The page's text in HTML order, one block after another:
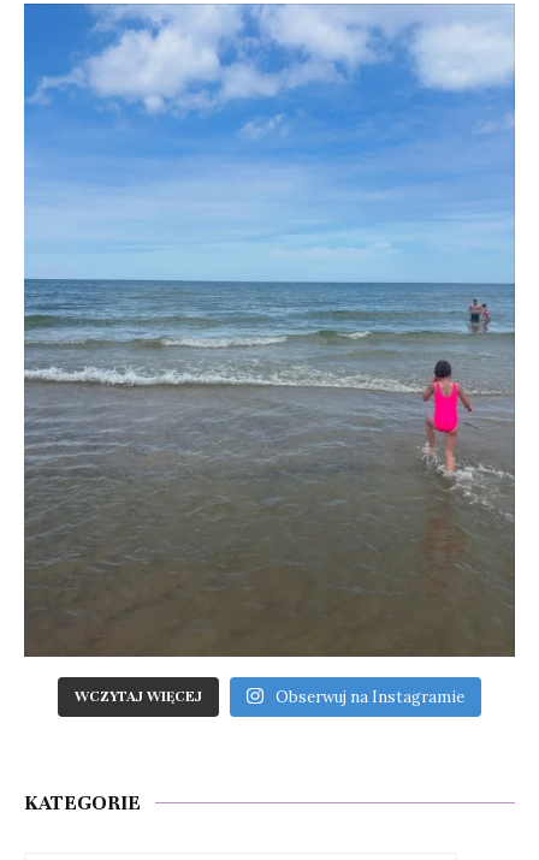
WCZYTAJ WIĘCEJ Obserwuj na Instagramie
KATEGORIE